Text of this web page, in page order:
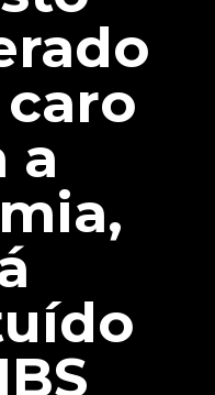
a